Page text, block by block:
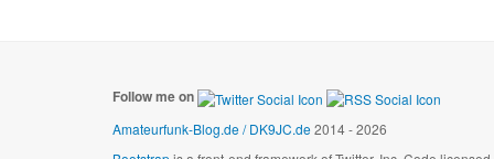
Follow me on
Amateurfunk-Blog.de / DK9JC.de2014 - 2026